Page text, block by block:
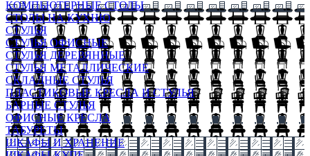
КОМПЬЮТЕРНЫЕ СТОЛЫ
СТОЛЫ НА КУХНЮ
СТУЛЬЯ
СТУЛЬЯ ОФИСНЫЕ
СТУЛЬЯ ДЕРЕВЯННЫЕ
СТУЛЬЯ МЕТАЛЛИЧЕСКИЕ
СКЛАДНЫЕ СТУЛЬЯ
ПЛАСТИКОВЫЕ КРЕСЛА И СТУЛЬЯ
БАРНЫЕ СТУЛЬЯ
ОФИСНЫЕ КРЕСЛА
ТАБУРЕТЫ
ШКАФЫ И ХРАНЕНИЕ